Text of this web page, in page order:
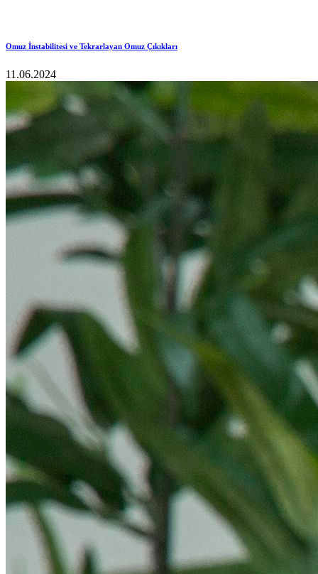
Omuz İnstabilitesi ve Tekrarlayan Omuz Çıkıkları
11.06.2024